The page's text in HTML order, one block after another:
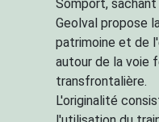
Somport,
Geolval propose
patrimoine et de
autour de la voie
transfrontalière.
L'originalité